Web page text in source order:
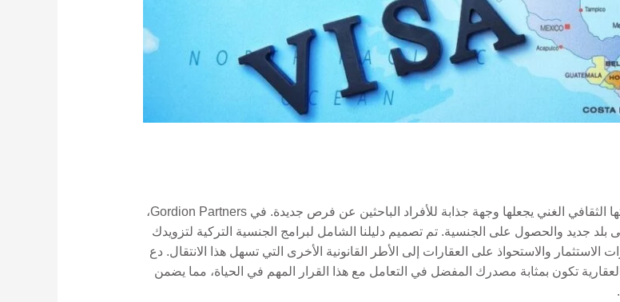
إن موقع تركيا الجغرافي الفريد واقتصادها النابض بالحياة وتراثها الثقافي الغني يجعلها وجهة جذابة للأفراد الباحثين عن فرص جديدة. في Gordion Partners،
بلد جديد والحصول على الجنسية. تم تصميم دليلنا الشامل لبرامج الجنسية التركية لتزويدك
والاستحواذ على العقارات إلى الأطر القانونية الأخرى التي تسهل هذا الانتقال. دع
تكون بمثابة مصدرك المفضل في التعامل مع هذا القرار المهم في الحياة، مما يضمن